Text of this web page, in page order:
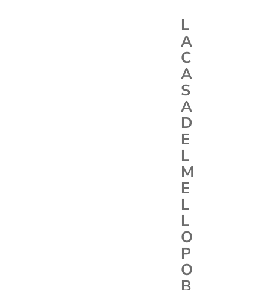
L
A
C
A
S
A
D
E
L
M
E
L
L
O
P
O